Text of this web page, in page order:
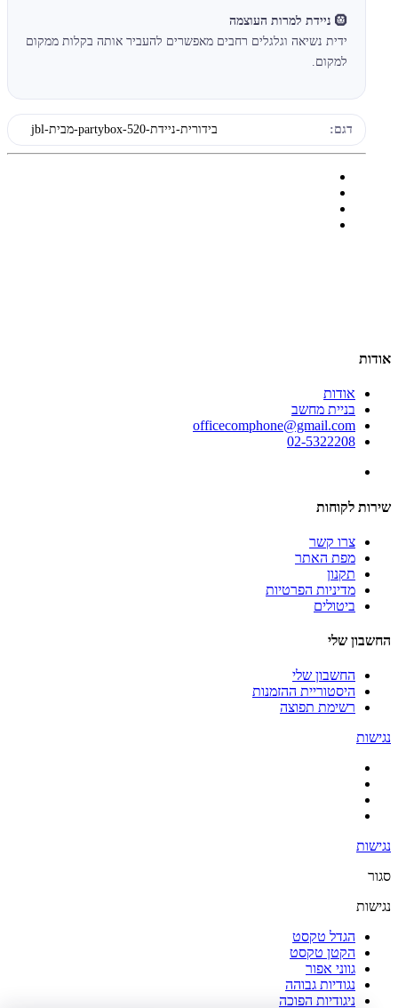
🛞 ניידת למרות העוצמה
ידית נשיאה וגלגלים רחבים מאפשרים להעביר אותה בקלות ממקום
למקום.
דגם: בידורית-ניידת-partybox-520-מבית-jbl
אודות
אודות
בניית מחשב
officecomphone@gmail.com
02-5322208
שירות לקוחות
צרו קשר
מפת האתר
תקנון
מדיניות הפרטיות
ביטולים
החשבון שלי
החשבון שלי
היסטוריית ההזמנות
רשימת תפוצה
נגישות
נגישות
סגור
נגישות
הגדל טקסט
הקטן טקסט
גווני אפור
נגודיות גבוהה
ניגודיות הפוכה